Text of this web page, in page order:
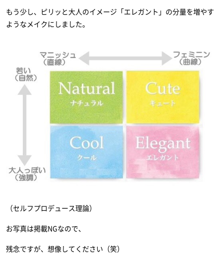
もう少し、ピリッと大人のイメージ「エレガント」の分量を増やす
ようなメイクにしました。
（セルフプロデュース理論）
お写真は掲載NGなので、
残念ですが、想像してください（笑）